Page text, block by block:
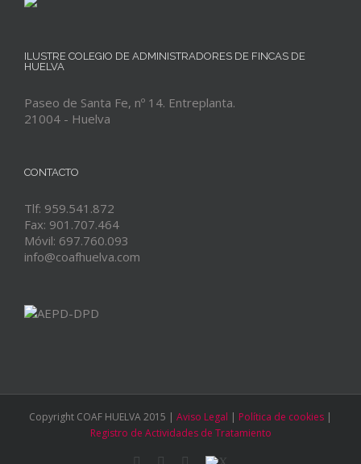
ILUSTRE COLEGIO DE ADMINISTRADORES DE FINCAS DE
HUELVA
Paseo de Santa Fe, nº 14. Entreplanta.
21004 - Huelva
CONTACTO
Tlf: 959.541.872
Fax: 901.707.464
Móvil: 697.760.093
info@coafhuelva.com
Copyright COAF HUELVA 2015 | Aviso Legal | Política de cookies |
Registro de Actividades de Tratamiento